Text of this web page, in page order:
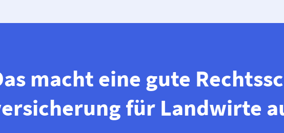
macht eine gute
für Landwirte